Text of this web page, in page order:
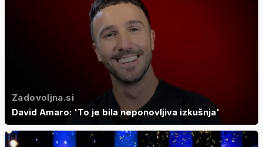
Zadovoljna.si
David Amaro: 'To je bila neponovljiva izkušnja'